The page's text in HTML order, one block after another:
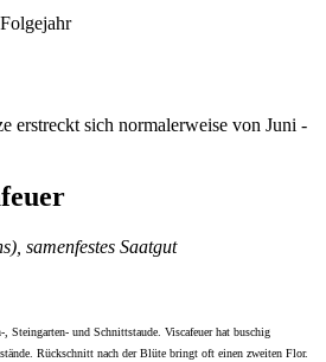
erstreckt sich normalerweise von Juni -
samenfestes Saatgut
Steingarten- und Schnittstaude. Viscafeuer hat buschig
Rückschnitt nach der Blüte bringt oft einen zweiten Flor.